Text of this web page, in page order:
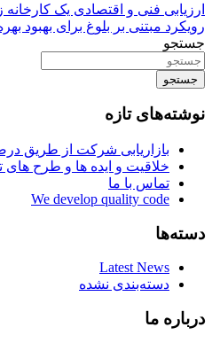
ارزیابی فنی و اقتصادی یک
رویکرد مبتنی بر بلوغ برای بهبود
جستجو
جستجو
نوشته‌های تازه
بازاریابی شرکت از طریق
خلاقیت و ایده ها و طرح
تماس با ما
We develop quality code
دسته‌ها
Latest News
دسته‌بندی نشده
درباره ما